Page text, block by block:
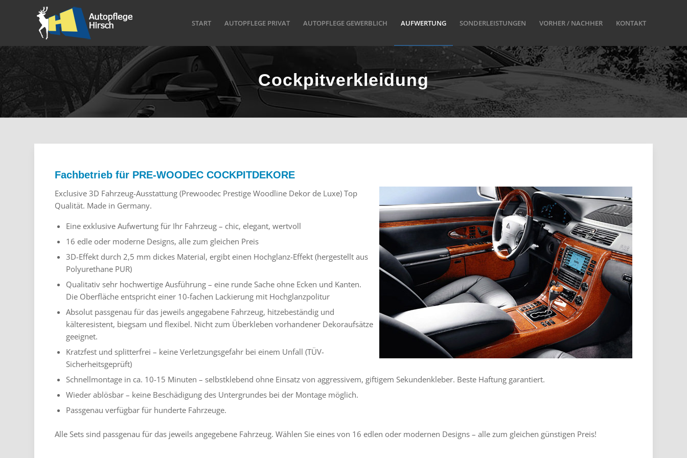
START AUTOPFLEGE PRIVAT AUTOPFLEGE GEWERBLICH AUFWERTUNG SONDERLEISTUNGEN VORHER / NACHHER KONTAKT
Cockpitverkleidung
Fachbetrieb für PRE-WOODEC COCKPITDEKORE
Exclusive 3D Fahrzeug-Ausstattung (Prewoodec Prestige Woodline Dekor de Luxe) Top
Qualität. Made in Germany.
Eine exklusive Aufwertung für Ihr Fahrzeug – chic, elegant, wertvoll
16 edle oder moderne Designs, alle zum gleichen Preis
3D-Effekt durch 2,5 mm dickes Material, ergibt einen Hochglanz-Effekt (hergestellt aus
Polyurethane PUR)
Qualitativ sehr hochwertige Ausführung – eine runde Sache ohne Ecken und Kanten.
Die Oberfläche entspricht einer 10-fachen Lackierung mit Hochglanzpolitur
Absolut passgenau für das jeweils angegabene Fahrzeug, hitzebeständig und
kälteresistent, biegsam und flexibel. Nicht zum Überkleben vorhandener Dekoraufsätze
geeignet.
Kratzfest und splitterfrei – keine Verletzungsgefahr bei einem Unfall (TÜV-
Sicherheitsgeprüft)
Schnellmontage in ca. 10-15 Minuten – selbstklebend ohne Einsatz von aggressivem, giftigem Sekundenkleber. Beste Haftung garantiert.
Wieder ablösbar – keine Beschädigung des Untergrundes bei der Montage möglich.
Passgenau verfügbar für hunderte Fahrzeuge.
Alle Sets sind passgenau für das jeweils angegebene Fahrzeug. Wählen Sie eines von 16 edlen oder modernen Designs – alle zum gleichen günstigen Preis!